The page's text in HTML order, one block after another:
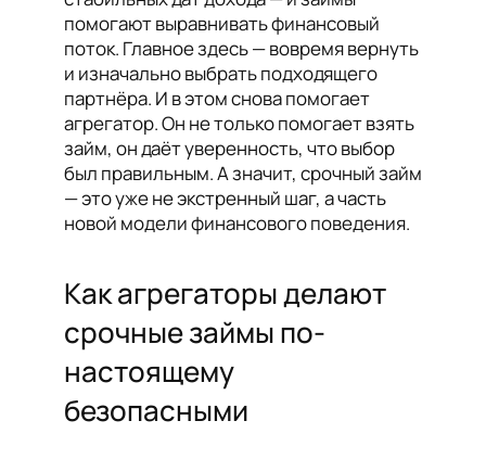
помогают выравнивать финансовый
поток. Главное здесь — вовремя вернуть
и изначально выбрать подходящего
партнёра. И в этом снова помогает
агрегатор. Он не только помогает взять
займ, он даёт уверенность, что выбор
был правильным. А значит, срочный займ
— это уже не экстренный шаг, а часть
новой модели финансового поведения.
Как агрегаторы делают
срочные займы по-
настоящему
безопасными